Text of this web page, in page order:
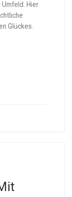
Hier
Glückes.